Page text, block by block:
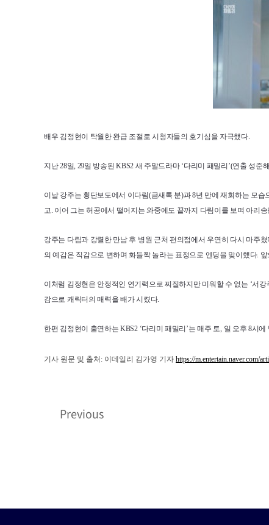
배우 김정현이 탁월한 완급 조절로 시청자들의 호기심을 자극했다.
지난 28일, 29일 방송된 KBS2 새 주말드라마 ‘다리미 패밀리’(연출 성
이날 강주는 횡단보도에서 이다림(금새록 분)과 8년 만에 재회하는 모
고. 이어 그는 허공에서 떨어지는 와중에도 끝까지 다림이를 보며 아리
강주는 다림과 강렬한 만남 후 병원 근처 편의점에서 우연히 다시 마주
의 예감은 직감으로 변하며 화들짝 놀라는 표정으로 엔딩을 맞이했다.
이처럼 김정현은 안정적인 연기력으로 찌질하지만 미워할 수 없는 ‘서
감으로 캐릭터의 매력을 배가 시켰다.
한편 김정현이 출연하는 KBS2 ‘다리미 패밀리’는 매주 토, 일 오후 8시에
기사 원문 및 출처: 이데일리 김가영 기자 https://m.entertain.naver.com/
Previous